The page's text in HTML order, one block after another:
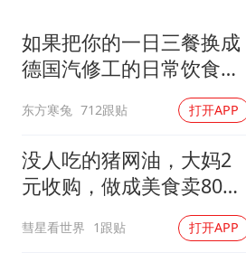
知识产权强
中国经济
如果把你的一日三餐换成
德国汽修工的日常饮食，
东方寒兔 712跟贴 打开APP
没人吃的猪网油，大妈2
元收购，做成美食卖80，
年赚50万买两套房
彗星看世界 1跟贴 打开APP